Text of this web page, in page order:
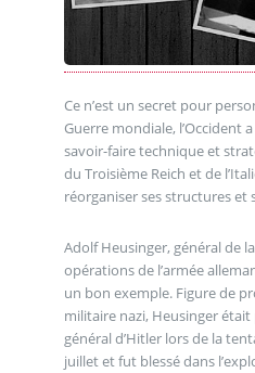
Ce n’est un secret pour
Guerre mondiale, l’Occident
savoir-faire technique et
du Troisième Reich et de
réorganiser ses structures
Adolf Heusinger, général de
opérations de l’armée
un bon exemple. Figure de
militaire nazi, Heusinger
général d’Hitler lors de la
juillet et fut blessé dans